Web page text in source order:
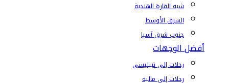
شبه القارة الهندية
الشرق الأوسط
جنوب شرق آسيا
أفضل الوجهات
رحلات إلى تبيليسي
رحلات إلى ماليه